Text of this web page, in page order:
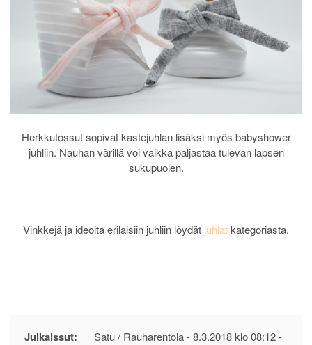
Herkkutossut sopivat kastejuhlan lisäksi myös babyshower
juhliin. Nauhan värillä voi vaikka paljastaa tulevan lapsen
sukupuolen.
Vinkkejä ja ideoita erilaisiin juhliin löydät juhlatkategoriasta.
Julkaissut: Satu / Rauharentola -8.3.2018 klo 08:12-